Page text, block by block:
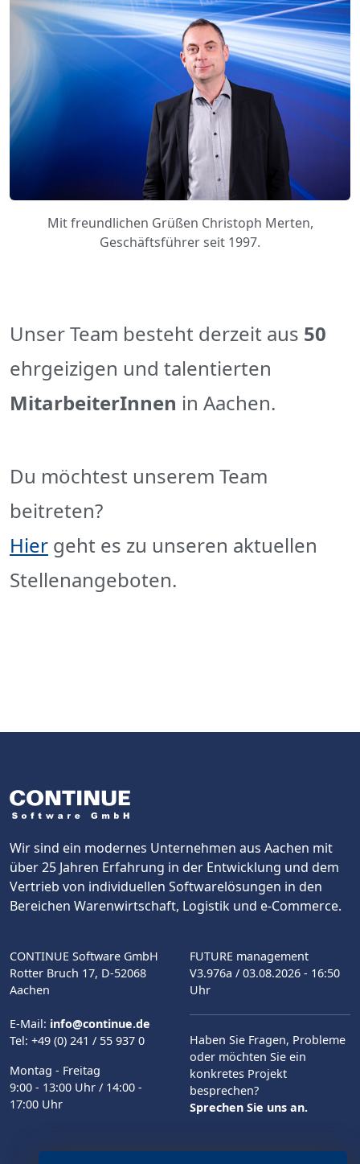
Mit freundlichen Grüßen Christoph Merten,
Geschäftsführer seit 1997.
Unser Team besteht derzeit aus 50
ehrgeizigen und talentierten
MitarbeiterInnen in Aachen.
Du möchtest unserem Team
beitreten?
Hier geht es zu unseren aktuellen
Stellenangeboten.
Wir sind ein modernes Unternehmen aus Aachen mit
über 25 Jahren Erfahrung in der Entwicklung und dem
Vertrieb von individuellen Softwarelösungen in den
Bereichen Warenwirtschaft, Logistik und e-Commerce.
CONTINUE Software GmbH
Rotter Bruch 17, D-52068
Aachen
E-Mail: info@continue.de
Tel: +49 (0) 241 / 55 937 0
Montag - Freitag
9:00 - 13:00 Uhr / 14:00 -
17:00 Uhr
FUTURE management
V3.976a / 03.08.2026 - 16:50
Uhr
Haben Sie Fragen, Probleme
oder möchten Sie ein
konkretes Projekt
besprechen?
Sprechen Sie uns an.